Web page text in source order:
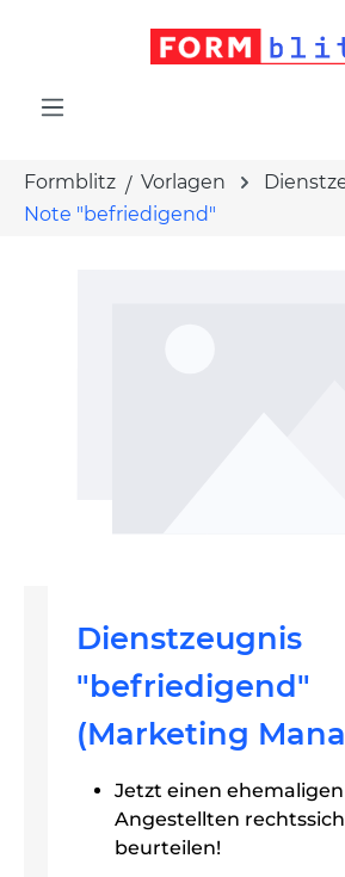
Formblitz Vorlagen
Note "befriedigend"
Dienstzeugnis
"befriedigend"
(Marketing
Jetzt einen
Angestellten
beurteilen!